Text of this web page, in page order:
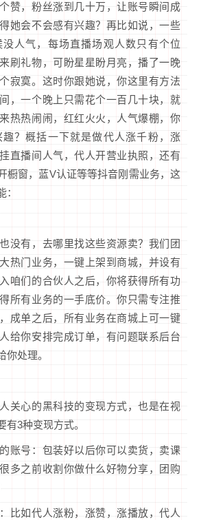
赞，粉丝涨到几十万，让账号瞬间成
她会不会感有兴趣？再比如说，一些
人气，每场直播场观人数只有个位
刷礼物，可盼星星盼月亮，播了一晚
寂寞。这时你跟她说，你这里有方法
，一个晚上只需花个一百几十块，就
热热闹闹，红红火火，人气爆棚，你
？概括一下就是做代人涨千粉，涨
直播间人气，代人开营业执照，还有
橱窗，蓝V认证等等抖音刚需业务，这
没有，去哪里找这些资源卖？我们团
热门业务，一键上架到商城，并设有
咱们的合伙人之后，你将获得所有功
所有业务的一手底价。你只需专注推
成单之后，所有业务在商城上可一键
给你安排完成订单，有问题联系后台
你处理。
关心的黑科技的变现方式，也是在视
有3种变现方式。
账号：包装好以后你可以卖货，卖课
多之前收割你做什么好物分享，团购
比如代人涨粉，涨赞，涨播放，代人